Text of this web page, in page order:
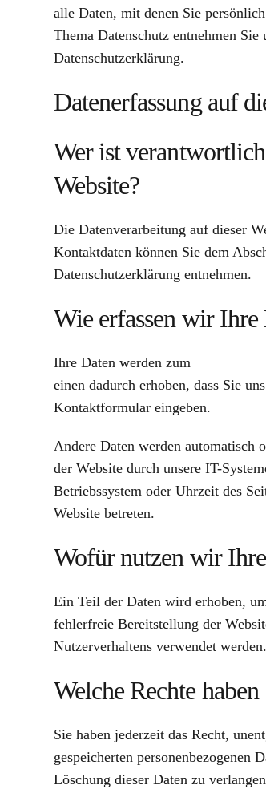
alle Daten, mit denen Sie
Thema Datenschutz entnehmen
Datenschutzerklärung.
Datenerfassung auf
Wer ist
Website?
Die Datenverarbeitung auf dieser
Kontaktdaten können Sie dem
Datenschutzerklärung entnehmen.
Wie erfassen wir Ihre
Ihre Daten werden zum
einen dadurch erhoben, dass Sie
Kontaktformular eingeben.
Andere Daten werden automatisch
der Website durch unsere IT-
Betriebssystem oder Uhrzeit des
Website betreten.
Wofür nutzen wir
Ein Teil der Daten wird erhoben,
fehlerfreie Bereitstellung der
Nutzerverhaltens verwendet werden.
Welche Rechte
Sie haben jederzeit das Recht,
gespeicherten personenbezogenen
Löschung dieser Daten zu